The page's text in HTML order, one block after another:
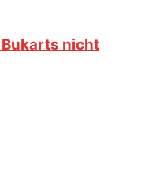
nicht